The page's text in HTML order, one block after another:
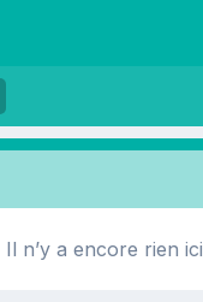
Il n’y a encore rien ici